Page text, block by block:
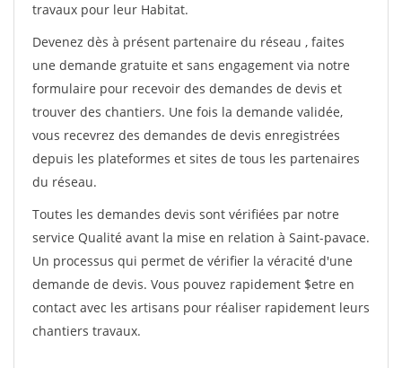
travaux pour leur Habitat.
Devenez dès à présent partenaire du réseau , faites
une demande gratuite et sans engagement via notre
formulaire pour recevoir des demandes de devis et
trouver des chantiers. Une fois la demande validée,
vous recevrez des demandes de devis enregistrées
depuis les plateformes et sites de tous les partenaires
du réseau.
Toutes les demandes devis sont vérifiées par notre
service Qualité avant la mise en relation à Saint-pavace.
Un processus qui permet de vérifier la véracité d'une
demande de devis. Vous pouvez rapidement $etre en
contact avec les artisans pour réaliser rapidement leurs
chantiers travaux.